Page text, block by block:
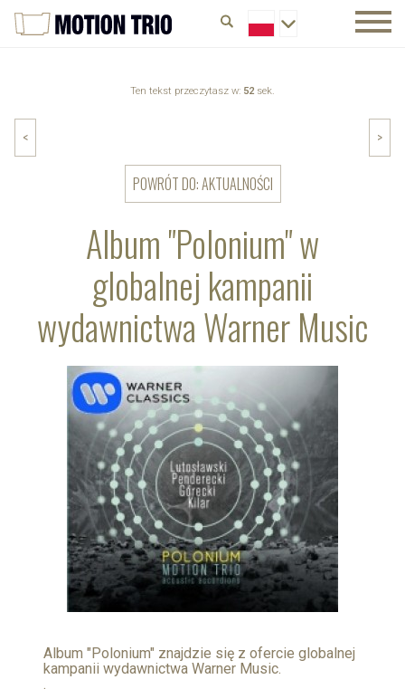
Ten tekst przeczytasz w: 52 sek.
Album "Polonium" w
globalnej kampanii
wydawnictwa Warner Music
< >
POWRÓT DO: AKTUALNOŚCI
Album "Polonium" znajdzie się z ofercie globalnej
kampanii wydawnictwa Warner Music.